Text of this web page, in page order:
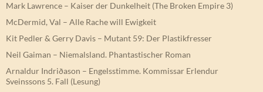
Mark Lawrence – Kaiser der Dunkelheit (The Broken Empire 3)
McDermid, Val – Alle Rache will Ewigkeit
Kit Pedler & Gerry Davis – Mutant 59: Der Plastikfresser
Neil Gaiman – Niemalsland. Phantastischer Roman
Arnaldur Indriðason – Engelsstimme. Kommissar Erlendur
Sveinssons 5. Fall (Lesung)